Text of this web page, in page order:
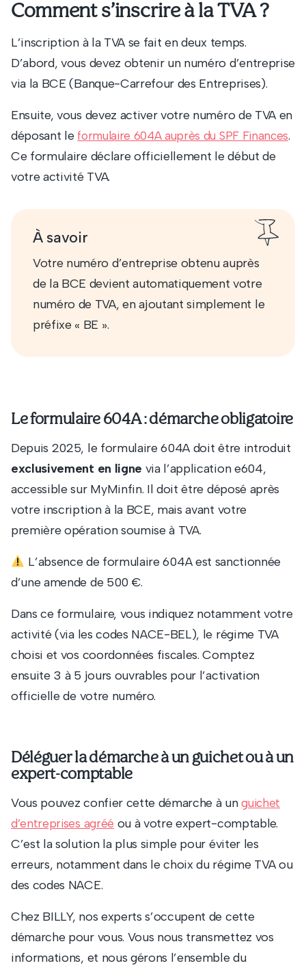
Comment s’inscrire à la TVA ?
L’inscription à la TVA se fait en deux temps.
D’abord, vous devez obtenir un numéro d’entreprise
via la BCE (Banque-Carrefour des Entreprises).
Ensuite, vous devez activer votre numéro de TVA en
déposant le formulaire 604A auprès du SPF Finances.
Ce formulaire déclare officiellement le début de
votre activité TVA.
À savoir
Votre numéro d’entreprise obtenu auprès
de la BCE devient automatiquement votre
numéro de TVA, en ajoutant simplement le
préfixe « BE ».
Le formulaire 604A : démarche obligatoire
Depuis 2025, le formulaire 604A doit être introduit
exclusivement en ligne via l’application e604,
accessible sur MyMinfin. Il doit être déposé après
votre inscription à la BCE, mais avant votre
première opération soumise à TVA.
L’absence de formulaire 604A est sanctionnée
d’une amende de 500 €.
Dans ce formulaire, vous indiquez notamment votre
activité (via les codes NACE-BEL), le régime TVA
choisi et vos coordonnées fiscales. Comptez
ensuite 3 à 5 jours ouvrables pour l’activation
officielle de votre numéro.
Déléguer la démarche à un guichet ou à un
expert-comptable
Vous pouvez confier cette démarche à unguichet
d’entreprises agréé ou à votre expert-comptable.
C’est la solution la plus simple pour éviter les
erreurs, notamment dans le choix du régime TVA ou
des codes NACE.
Chez BILLY, nos experts s’occupent de cette
démarche pour vous. Vous nous transmettez vos
informations, et nous gérons l’ensemble du